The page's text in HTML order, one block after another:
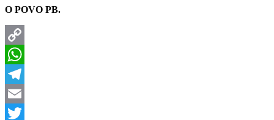
O POVO PB.
Copy
Link
WhatsApp
Telegram
Email